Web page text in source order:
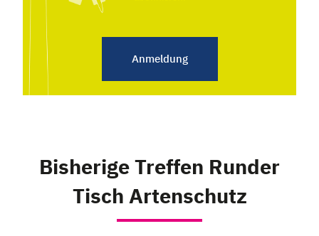
Anmeldung
Bisherige Treffen Runder
Tisch Artenschutz